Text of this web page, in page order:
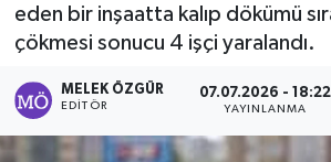
eden bir inşaatta kalıp dökümü
çökmesi sonucu 4 işçi yaralandı.
MELEK ÖZGÜR
EDITÖR
07.07.2026 - 18:22
YAYINLANMA
Sağlık
Spor
Tarih - Kültür - Sanat - Turizm